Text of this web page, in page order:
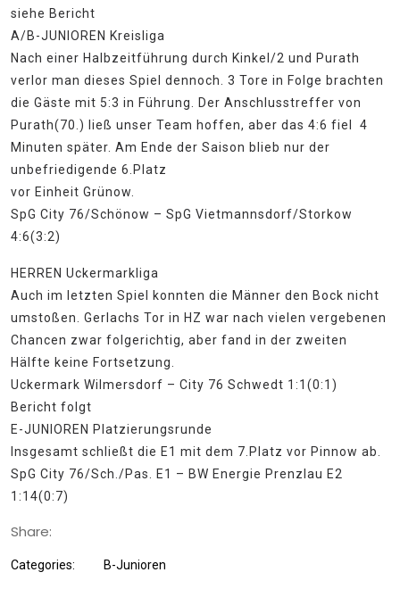
siehe Bericht
A/B-JUNIOREN Kreisliga
Nach einer Halbzeitführung durch Kinkel/2 und Purath
verlor man dieses Spiel dennoch. 3 Tore in Folge brachten
die Gäste mit 5:3 in Führung. Der Anschlusstreffer von
Purath(70.) ließ unser Team hoffen, aber das 4:6 fiel 4
Minuten später. Am Ende der Saison blieb nur der
unbefriedigende 6.Platz
vor Einheit Grünow.
SpG City 76/Schönow – SpG Vietmannsdorf/Storkow
4:6(3:2)
HERREN Uckermarkliga
Auch im letzten Spiel konnten die Männer den Bock nicht
umstoßen. Gerlachs Tor in HZ war nach vielen vergebenen
Chancen zwar folgerichtig, aber fand in der zweiten
Hälfte keine Fortsetzung.
Uckermark Wilmersdorf – City 76 Schwedt 1:1(0:1)
Bericht folgt
E-JUNIOREN Platzierungsrunde
Insgesamt schließt die E1 mit dem 7.Platz vor Pinnow ab.
SpG City 76/Sch./Pas. E1 – BW Energie Prenzlau E2
1:14(0:7)
Share:
Categories: B-Junioren